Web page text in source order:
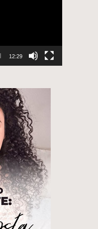
12:29